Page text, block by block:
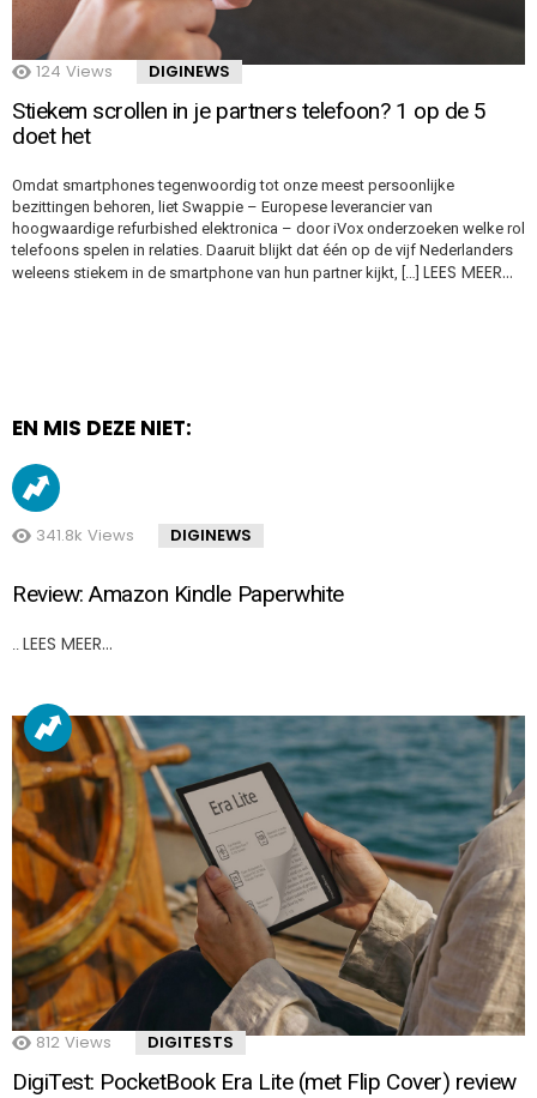
124 Views DIGINEWS
Stiekem scrollen in je partners telefoon? 1 op de 5
doet het
Omdat smartphones tegenwoordig tot onze meest persoonlijke
bezittingen behoren, liet Swappie – Europese leverancier van
hoogwaardige refurbished elektronica – door iVox onderzoeken welke rol
telefoons spelen in relaties. Daaruit blijkt dat één op de vijf Nederlanders
weleens stiekem in de smartphone van hun partner kijkt, […] LEES MEER…
EN MIS DEZE NIET:
341.8k Views DIGINEWS
Review: Amazon Kindle Paperwhite
LEES MEER…
812 Views DIGITESTS
DigiTest: PocketBook Era Lite (met Flip Cover) review